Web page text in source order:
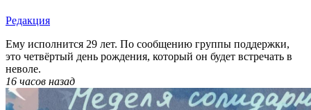
Редакция
Ему исполнится 29 лет. По сообщению группы поддержки,
это четвёртый день рождения, который он будет встречать в
неволе.
16 часов назад